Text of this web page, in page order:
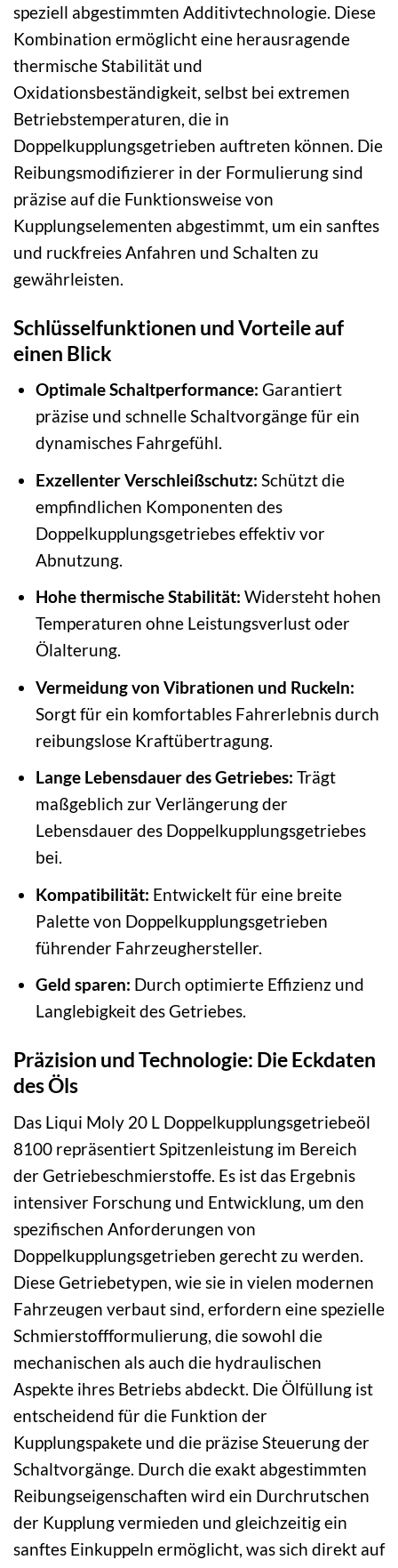
speziell abgestimmten Additivtechnologie. Diese
Kombination ermöglicht eine herausragende
thermische Stabilität und
Oxidationsbeständigkeit, selbst bei extremen
Betriebstemperaturen, die in
Doppelkupplungsgetrieben auftreten können. Die
Reibungsmodifizierer in der Formulierung sind
präzise auf die Funktionsweise von
Kupplungselementen abgestimmt, um ein sanftes
und ruckfreies Anfahren und Schalten zu
gewährleisten.
Schlüsselfunktionen und Vorteile auf
einen Blick
Optimale Schaltperformance: Garantiert
präzise und schnelle Schaltvorgänge für ein
dynamisches Fahrgefühl.
Exzellenter Verschleißschutz: Schützt die
empfindlichen Komponenten des
Doppelkupplungsgetriebes effektiv vor
Abnutzung.
Hohe thermische Stabilität: Widersteht hohen
Temperaturen ohne Leistungsverlust oder
Ölalterung.
Vermeidung von Vibrationen und Ruckeln:
Sorgt für ein komfortables Fahrerlebnis durch
reibungslose Kraftübertragung.
Lange Lebensdauer des Getriebes: Trägt
maßgeblich zur Verlängerung der
Lebensdauer des Doppelkupplungsgetriebes
bei.
Kompatibilität: Entwickelt für eine breite
Palette von Doppelkupplungsgetrieben
führender Fahrzeughersteller.
Geld sparen: Durch optimierte Effizienz und
Langlebigkeit des Getriebes.
Präzision und Technologie: Die Eckdaten
des Öls
Das Liqui Moly 20 L Doppelkupplungsgetriebeöl
8100 repräsentiert Spitzenleistung im Bereich
der Getriebeschmierstoffe. Es ist das Ergebnis
intensiver Forschung und Entwicklung, um den
spezifischen Anforderungen von
Doppelkupplungsgetrieben gerecht zu werden.
Diese Getriebetypen, wie sie in vielen modernen
Fahrzeugen verbaut sind, erfordern eine spezielle
Schmierstoffformulierung, die sowohl die
mechanischen als auch die hydraulischen
Aspekte ihres Betriebs abdeckt. Die Ölfüllung ist
entscheidend für die Funktion der
Kupplungspakete und die präzise Steuerung der
Schaltvorgänge. Durch die exakt abgestimmten
Reibungseigenschaften wird ein Durchrutschen
der Kupplung vermieden und gleichzeitig ein
sanftes Einkuppeln ermöglicht, was sich direkt auf